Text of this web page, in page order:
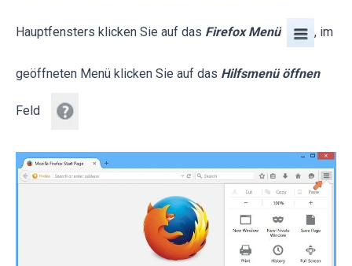
Hauptfensters klicken Sie auf das Firefox Menü , im
geöffneten Menü klicken Sie auf das Hilfsmenü öffnen
Feld